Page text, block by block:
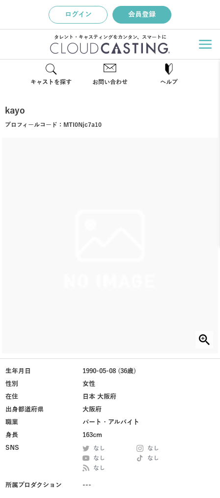
ログイン 会員登録
タレント・キャスティングをカンタン、スマートに
キャストを探す お問い合わせ ヘルプ
kayo
プロフィールコード： MTI0Njc7a10
生年月日
1990-05-08 (36歳)
性別
女性
在住
日本 大阪府
出身都道府県
大阪府
職業
パート・アルバイト
身長
163cm
SNS
なし
なし
なし
なし
なし
所属プロダクション ---